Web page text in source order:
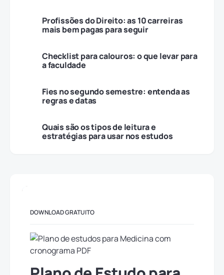
Profissões do Direito: as 10 carreiras
mais bem pagas para seguir
Checklist para calouros: o que levar para
a faculdade
Fies no segundo semestre: entenda as
regras e datas
Quais são os tipos de leitura e
estratégias para usar nos estudos
DOWNLOAD GRATUITO